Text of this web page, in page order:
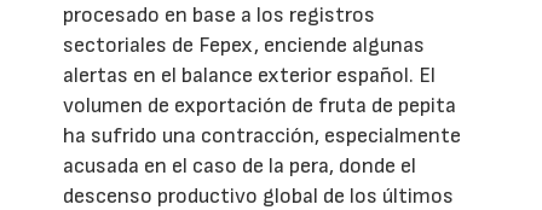
procesado en base a los registros
sectoriales de Fepex, enciende algunas
alertas en el balance exterior español. El
volumen de exportación de fruta de pepita
ha sufrido una contracción, especialmente
acusada en el caso de la pera, donde el
descenso productivo global de los últimos